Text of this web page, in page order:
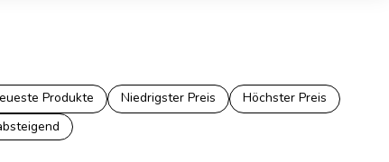
Produkte Niedrigster Preis
Höchster Preis